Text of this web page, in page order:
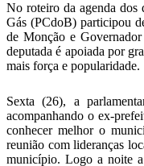
No roteiro da agenda dos
Gás (PCdoB) participou
de Monção e
deputada é apoiada por
mais força e popularidade.
Sexta (26), a
acompanhando o ex-
conhecer melhor o
reunião com lideranças
município. Logo a noite